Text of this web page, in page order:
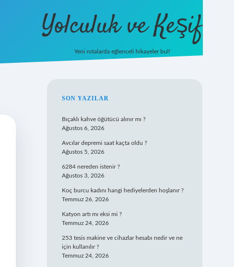
Yolculuk ve Keşif
Yeni rotalarda eğlenceli hikayeler bul!
SIDEBAR
SON YAZILAR
Bıçaklı kahve öğütücü alınır mı ?
Ağustos 6, 2026
Avcılar depremi saat kaçta oldu ?
Ağustos 5, 2026
6284 nereden istenir ?
Ağustos 3, 2026
Koç burcu kadını hangi hediyelerden hoşlanır ?
Temmuz 26, 2026
Katyon artı mı eksi mi ?
Temmuz 24, 2026
253 tesis makine ve cihazlar hesabı nedir ve ne
için kullanılır ?
Temmuz 24, 2026